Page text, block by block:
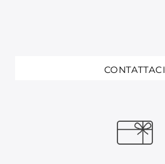
CONTATTACI